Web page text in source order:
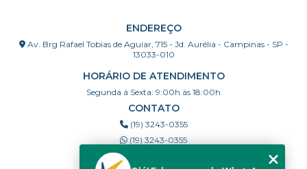
ENDEREÇO
Av. Brg Rafael Tobias de Aguiar, 715 - Jd. Aurélia - Campinas - SP -
13033-010
HORÁRIO DE ATENDIMENTO
Segunda à Sexta: 9:00h às 18:00h
CONTATO
(19) 3243-0355
(19) 3243-0355
cravestak@gmail.com